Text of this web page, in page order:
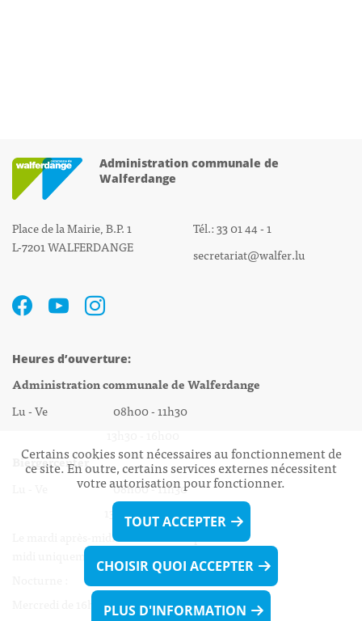
Administration communale de
Walferdange
Place de la Mairie, B.P. 1
L-7201 WALFERDANGE
Tél.: 33 01 44 - 1
secretariat@walfer.lu
Heures d’ouverture:
Administration communale de Walferdange
Lu - Ve 08h00 - 11h30
Biergercenter
Lu - Ve 08h00 - 11h30
13h30 - 16h00
Le mardi après-midi et le vendredi après-
midi uniquement sur Rdv.
Mercredi de 16h00 - 18h45 uniquement sur Rdv
Certains cookies sont nécessaires au fonctionnement de
ce site. En outre, certains services externes nécessitent
votre autorisation pour fonctionner.
TOUT ACCEPTER
CHOISIR QUOI ACCEPTER
PLUS D'INFORMATION